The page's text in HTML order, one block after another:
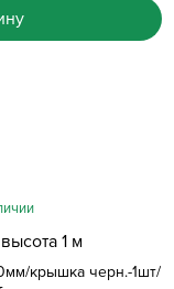
1 м
крышка черн.-1шт/